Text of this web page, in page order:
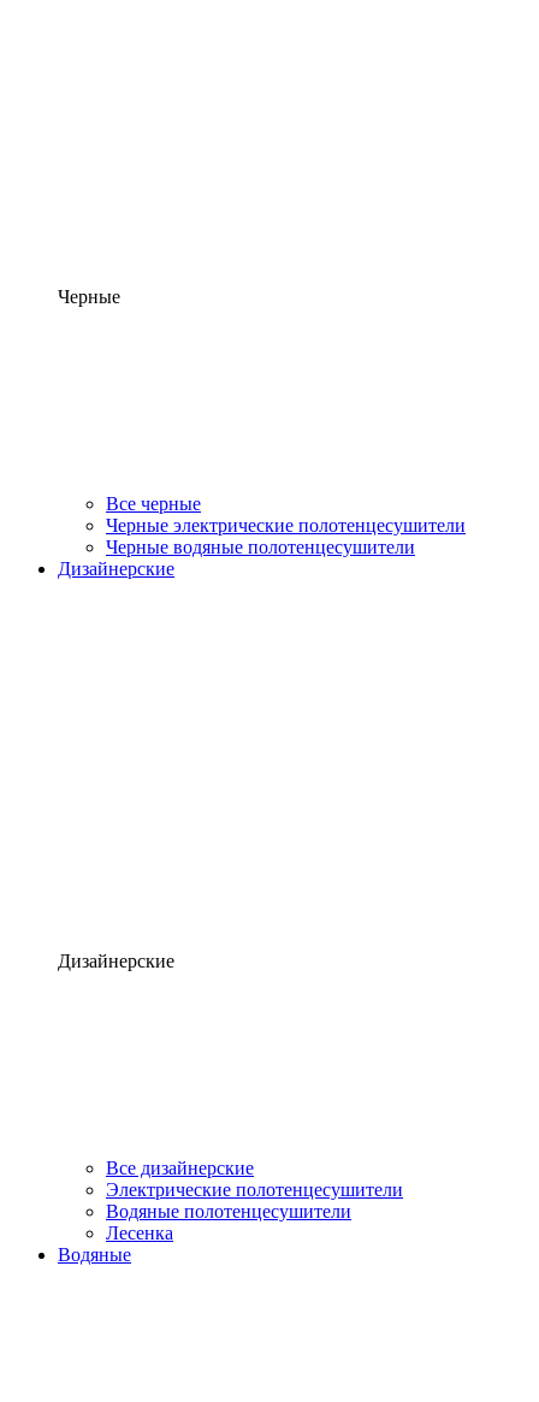
Черные
Все черные
Черные электрические полотенцесушители
Черные водяные полотенцесушители
Дизайнерские
Дизайнерские
Все дизайнерские
Электрические полотенцесушители
Водяные полотенцесушители
Лесенка
Водяные